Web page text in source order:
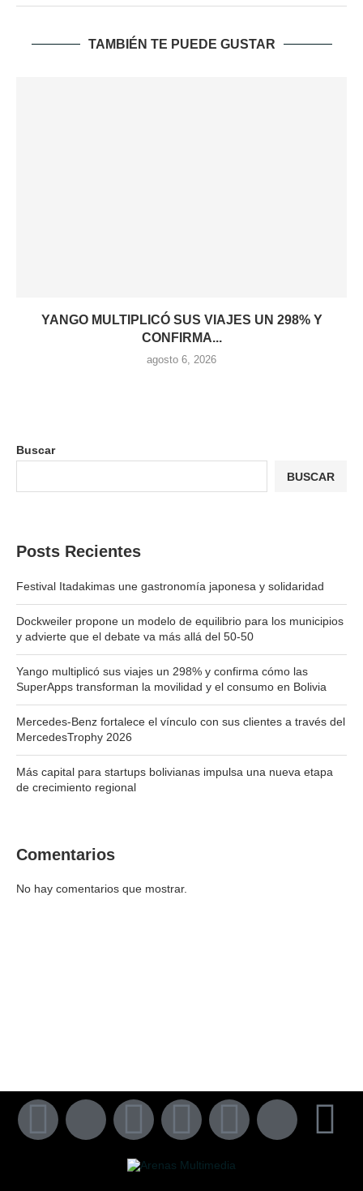
TAMBIÉN TE PUEDE GUSTAR
YANGO MULTIPLICÓ SUS VIAJES UN 298% Y
CONFIRMA...
agosto 6, 2026
Buscar
BUSCAR
Posts Recientes
Festival Itadakimas une gastronomía japonesa y solidaridad
Dockweiler propone un modelo de equilibrio para los municipios
y advierte que el debate va más allá del 50-50
Yango multiplicó sus viajes un 298% y confirma cómo las
SuperApps transforman la movilidad y el consumo en Bolivia
Mercedes-Benz fortalece el vínculo con sus clientes a través del
MercedesTrophy 2026
Más capital para startups bolivianas impulsa una nueva etapa
de crecimiento regional
Comentarios
No hay comentarios que mostrar.